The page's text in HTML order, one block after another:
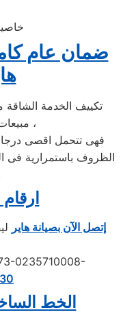
ضمان عام
تكييف الخدمة
مبيعات التكييف فى مصر ،
فهى تتحمل اقصى
الظروف باستمرارية فى
إتصل الآن بصيانة هاير
0235710008-
الخط